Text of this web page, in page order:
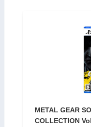
METAL GEAR
COLLECTION